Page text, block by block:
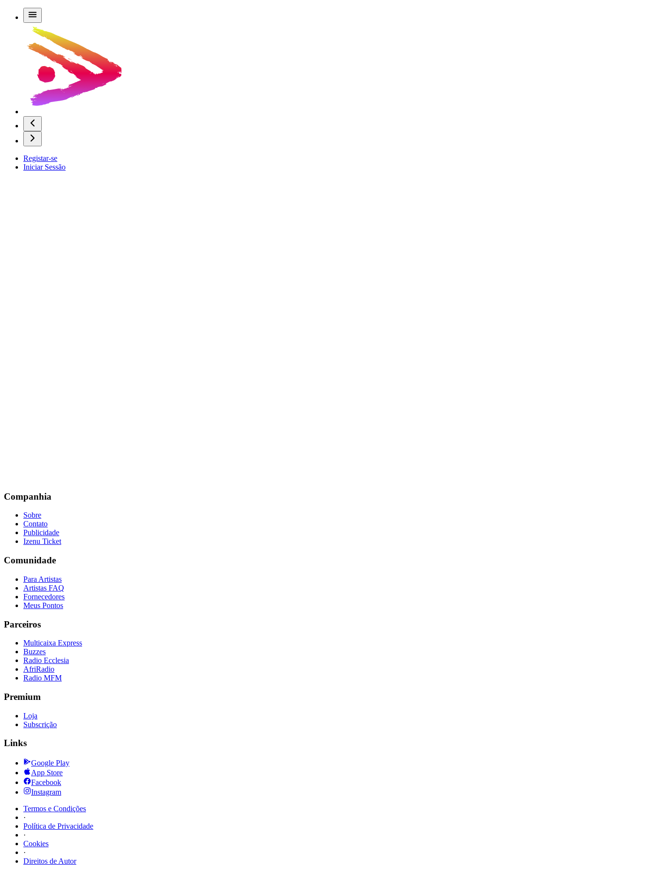
Registar-se
Iniciar Sessão
Companhia
Sobre
Contato
Publicidade
Izenu Ticket
Comunidade
Para Artistas
Artistas FAQ
Fornecedores
Meus Pontos
Parceiros
Multicaixa Express
Buzzes
Radio Ecclesia
AfriRadio
Radio MFM
Premium
Loja
Subscrição
Links
Google Play
App Store
Facebook
Instagram
Termos e Condições
·
Política de Privacidade
·
Cookies
·
Direitos de Autor